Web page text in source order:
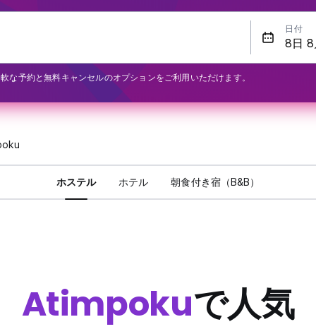
日付
な予約と無料キャンセルのオプションをご利用いただけます。
ホステル ホテル 朝食付き宿（B&B）
Atimpokuで人気